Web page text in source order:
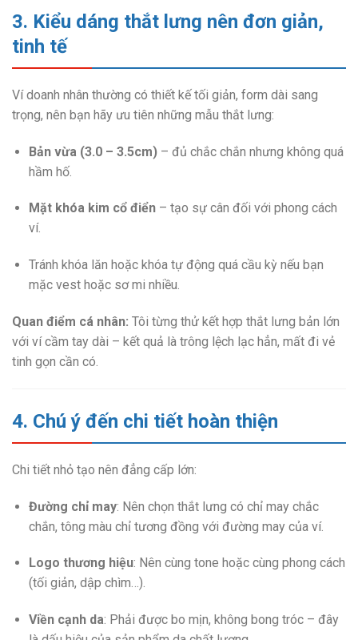
3. Kiểu dáng thắt lưng nên đơn giản,
tinh tế
Ví doanh nhân thường có thiết kế tối giản, form dài sang
trọng, nên bạn hãy ưu tiên những mẫu thắt lưng:
Bản vừa (3.0 – 3.5cm)– đủ chắc chắn nhưng không quá
hầm hố.
Mặt khóa kim cổ điển– tạo sự cân đối với phong cách
ví.
Tránh khóa lăn hoặc khóa tự động quá cầu kỳ nếu bạn
mặc vest hoặc sơ mi nhiều.
Quan điểm cá nhân: Tôi từng thử kết hợp thắt lưng bản lớn
với ví cầm tay dài – kết quả là trông lệch lạc hẳn, mất đi vẻ
tinh gọn cần có.
4. Chú ý đến chi tiết hoàn thiện
Chi tiết nhỏ tạo nên đẳng cấp lớn:
Đường chỉ may: Nên chọn thắt lưng có chỉ may chắc
chắn, tông màu chỉ tương đồng với đường may của ví.
Logo thương hiệu: Nên cùng tone hoặc cùng phong cách
(tối giản, dập chìm…).
Viền cạnh da: Phải được bo mịn, không bong tróc – đây